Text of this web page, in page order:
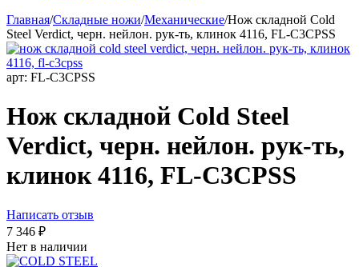
Главная/Складные ножи/Механические/Нож складной Cold
Steel Verdict, черн. нейлон. рук-ть, клинок 4116, FL-C3CPSS
арт: FL-C3CPSS
Нож складной Cold Steel
Verdict, черн. нейлон. рук-ть,
клинок 4116, FL-C3CPSS
Написать отзыв
7 346 ₽
Нет в наличии